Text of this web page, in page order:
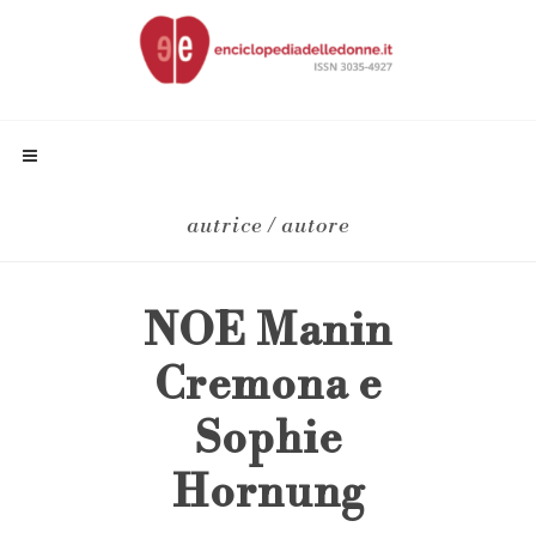
autrice / autore
NOE Manin
Cremona e
Sophie
Hornung